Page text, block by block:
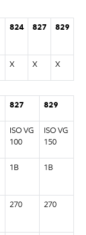
824 827 829
X X X
827 829
ISO VG
100
ISO VG
150
1B 1B
270 270